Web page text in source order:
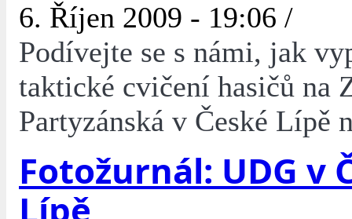
6. Říjen 2009 - 19:06 /
Podívejte se s námi, jak
taktické cvičení hasičů na
Partyzánská v České Lípě
Fotožurnál: UDG v